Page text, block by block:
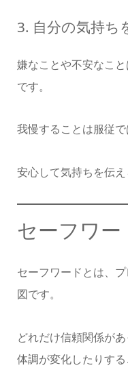
3. 自分の気持ち
嫌なことや不安なこ
です。
我慢することは服従で
安心して気持ちを伝え
セーフワ
セーフワードとは、
図です。
どれだけ信頼関係が
体調が変化したりする